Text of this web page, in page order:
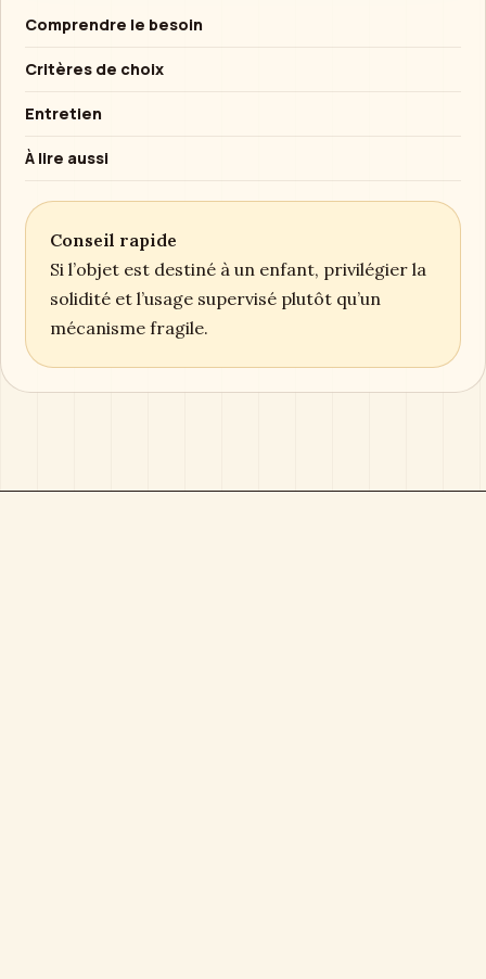
Comprendre le besoin
Critères de choix
Entretien
À lire aussi
Conseil rapide
Si l’objet est destiné à un enfant, privilégier la
solidité et l’usage supervisé plutôt qu’un
mécanisme fragile.